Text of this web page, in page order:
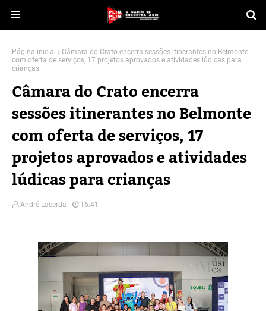
Página inicial
Câmara do Crato encerra sessões itinerantes no Belmonte
com oferta de serviços, 17 projetos aprovados e atividades lúdicas para
crianças
Câmara do Crato encerra
sessões itinerantes no Belmonte
com oferta de serviços, 17
projetos aprovados e atividades
lúdicas para crianças
André Lacerda 16:41